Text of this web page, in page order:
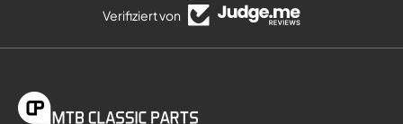
Verifiziert von